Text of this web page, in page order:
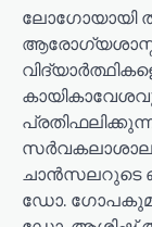
ലോഗോയായി
ചാൻസലറുടെ
ഡോ.